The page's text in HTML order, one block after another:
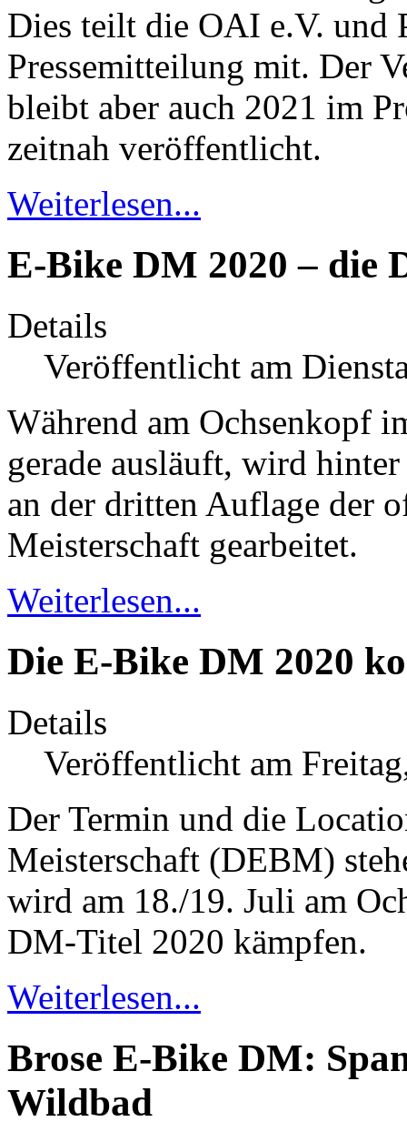
Dies teilt die OAI e.V. und
Pressemitteilung mit. Der
bleibt aber auch 2021 im
zeitnah veröffentlicht.
Weiterlesen...
E-Bike DM 2020 – die
Details
Veröffentlicht am
Während am Ochsenkopf
gerade ausläuft, wird
an der dritten Auflage der
Meisterschaft gearbeitet.
Weiterlesen...
Die E-Bike DM 2020
Details
Veröffentlicht am
Der Termin und die
Meisterschaft (DEBM)
wird am 18./19. Juli am
DM-Titel 2020 kämpfen.
Weiterlesen...
Brose E-Bike DM:
Wildbad